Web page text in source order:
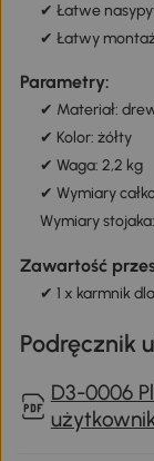
✔ Łatwe
✔ Łatwy
Parametry:
✔ Materiał:
✔ Kolor: żółty
✔ Waga: 2,2 kg
✔ Wymiary
Wymiary
Zawartość
✔ 1 x karmnik
Podręcznik
D3-0006